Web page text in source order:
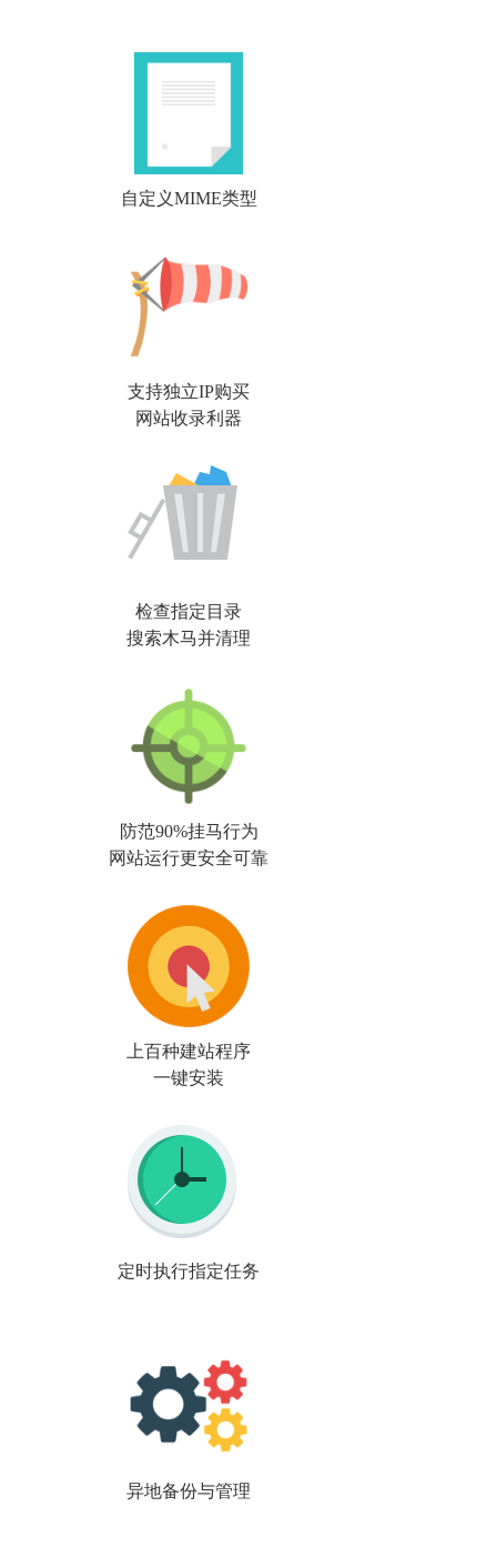
自定义MIME类型
支持独立IP购买
网站收录利器
检查指定目录
搜索木马并清理
防范90%挂马行为
网站运行更安全可靠
上百种建站程序
一键安装
定时执行指定任务
异地备份与管理